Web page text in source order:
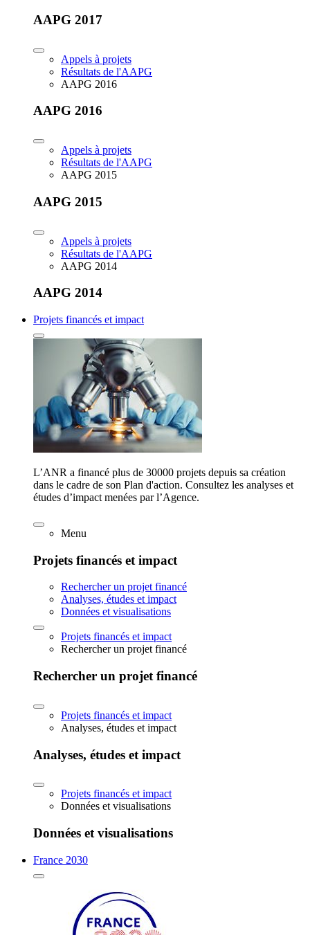
AAPG 2017
Appels à projets
Résultats de l'AAPG
AAPG 2016
AAPG 2016
Appels à projets
Résultats de l'AAPG
AAPG 2015
AAPG 2015
Appels à projets
Résultats de l'AAPG
AAPG 2014
AAPG 2014
Projets financés et impact
L’ANR a financé plus de 30000 projets depuis sa création
dans le cadre de son Plan d'action. Consultez les analyses et
études d’impact menées par l’Agence.
Menu
Projets financés et impact
Rechercher un projet financé
Analyses, études et impact
Données et visualisations
Projets financés et impact
Rechercher un projet financé
Rechercher un projet financé
Projets financés et impact
Analyses, études et impact
Analyses, études et impact
Projets financés et impact
Données et visualisations
Données et visualisations
France 2030